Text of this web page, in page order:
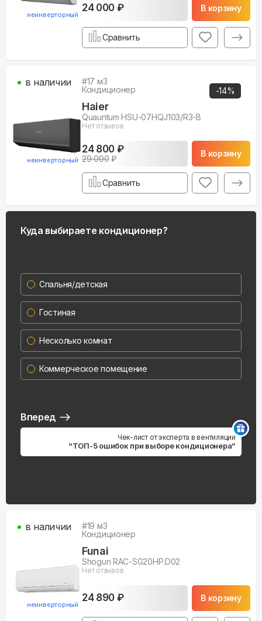
неинверторный
24 000 ₽ В корзину
Сравнить
-14%
неинверторный
#17 м3
Кондиционер
Haier
Quauntum HSU-07HQJ103/R3-B
Нет отзывов
24 800 ₽
29 000₽
В корзину
в наличии
Сравнить
неинверторный
#19 м3
Кондиционер
Funai
Shogun RAC-SG20HP.D02
Нет отзывов
24 890 ₽ В корзину
в наличии
Куда выбираете кондиционер?
Спальня/детская
Гостиная
Несколько комнат
Коммерческое помещение
Вперед
Чек-лист от эксперта в вентиляции
“ТОП-5 ошибок при выборе кондиционера”